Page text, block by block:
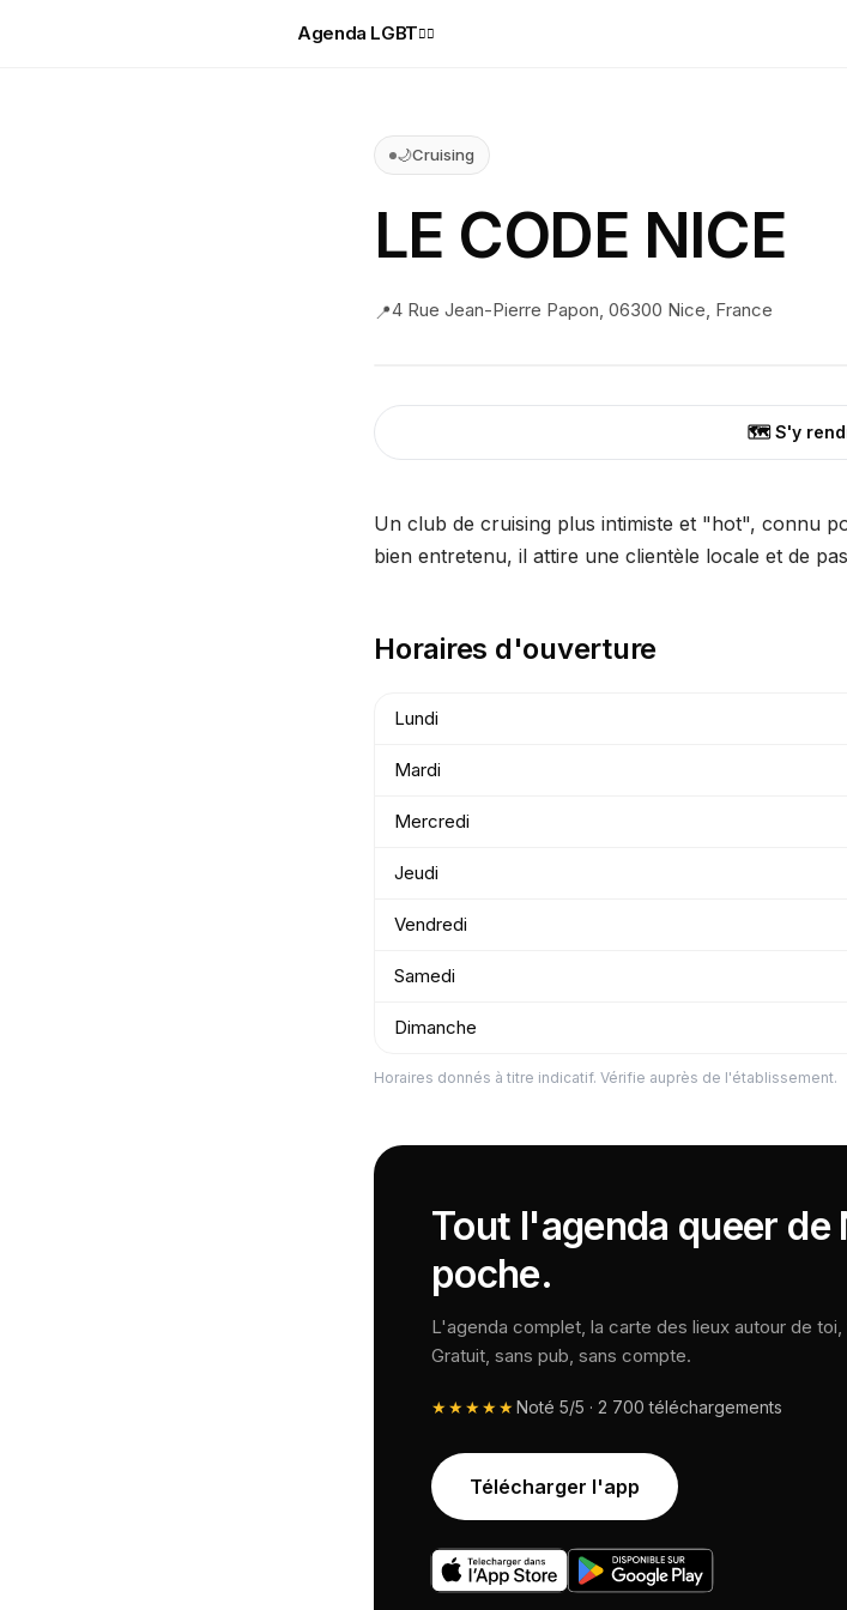
Agenda LGBT🏳️‍🌈
🌙Cruising
LE CODE NICE
📍4 Rue Jean-Pierre Papon, 06300 Nice, France
🗺️ S'y
Un club de cruising plus intimiste et "hot", connu
bien entretenu, il attire une clientèle locale et de
Horaires d'ouverture
Lundi
Mardi
Mercredi
Jeudi
Vendredi
Samedi
Dimanche
Horaires donnés à titre indicatif. Vérifie auprès de l'établissement.
Tout l'agenda queer de
poche.
L'agenda complet, la carte des lieux autour de
Gratuit, sans pub, sans compte.
★★★★★Noté 5/5 · 2 700 téléchargements
Télécharger l'app